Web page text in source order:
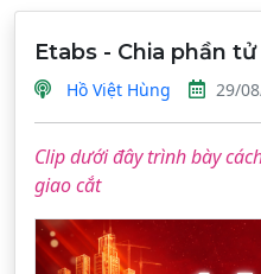
Etabs - Chia phần
Hồ Việt Hùng 29/
Clip dưới đây trình bày
giao cắt